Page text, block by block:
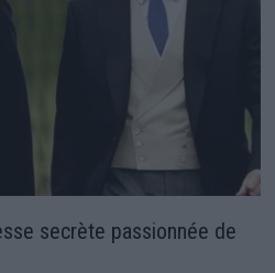
secrète passionnée de